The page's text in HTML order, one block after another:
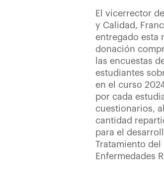
El vicerrector
y Calidad,
entregado esta
donación
las encuestas
estudiantes
en el curso
por cada
cuestionarios,
cantidad
para el
Tratamiento del
Enfermedades